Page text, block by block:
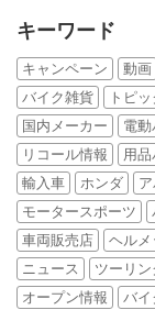
キーワード
キャンペーン 動画
バイク雑貨
トピ
国内メーカー
電動
リコール情報
用
輸入車
ホンダ
モータースポーツ
車両販売店
ヘルメ
ニュース
ツーリン
オープン情報
バイ